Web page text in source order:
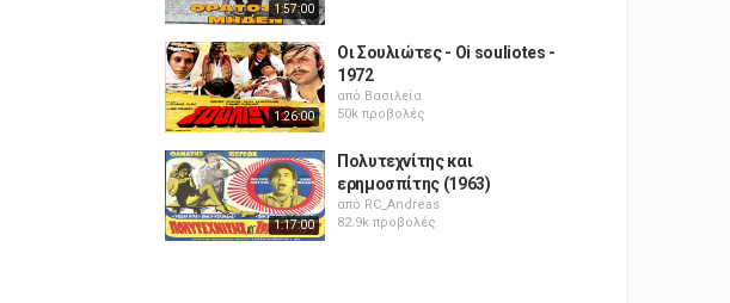
1:57:00
1:26:00
Οι Σουλιώτες - Oi souliotes -
1972
από Βασιλεία
50k προβολές
1:17:00
Πολυτεχνίτης και
ερημοσπίτης (1963)
από RC_Andreas
82.9k προβολές